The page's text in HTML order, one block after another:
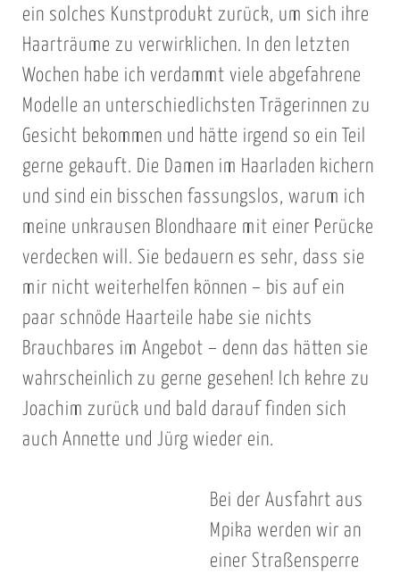
ein solches Kunstprodukt zurück, um sich ihre
Haarträume zu verwirklichen. In den letzten
Wochen habe ich verdammt viele abgefahrene
Modelle an unterschiedlichsten Trägerinnen zu
Gesicht bekommen und hätte irgend so ein Teil
gerne gekauft. Die Damen im Haarladen kichern
und sind ein bisschen fassungslos, warum ich
meine unkrausen Blondhaare mit einer Perücke
verdecken will. Sie bedauern es sehr, dass sie
mir nicht weiterhelfen können – bis auf ein
paar schnöde Haarteile habe sie nichts
Brauchbares im Angebot – denn das hätten sie
wahrscheinlich zu gerne gesehen! Ich kehre zu
Joachim zurück und bald darauf finden sich
auch Annette und Jürg wieder ein.
Bei der Ausfahrt aus
Mpika werden wir an
einer Straßensperre